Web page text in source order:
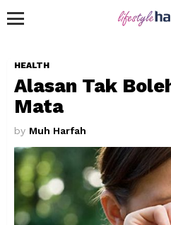
HEALTH
Alasan Tak
Mata
by Muh Harfah